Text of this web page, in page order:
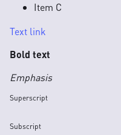
Item C
Text link
Bold text
Emphasis
Superscript
Subscript